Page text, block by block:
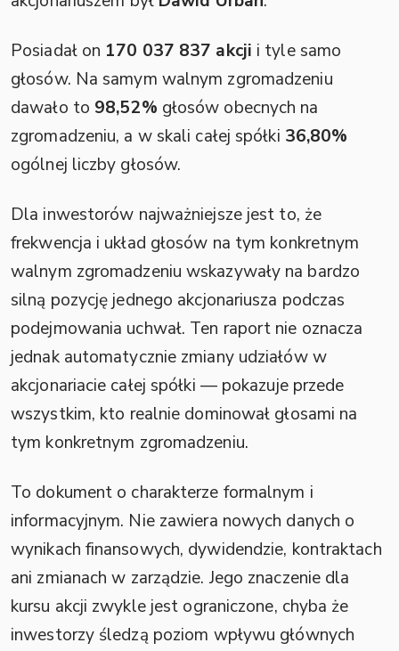
Posiadał on 170 037 837 akcji i tyle samo
głosów. Na samym walnym zgromadzeniu
dawało to 98,52% głosów obecnych na
zgromadzeniu, a w skali całej spółki 36,80%
ogólnej liczby głosów.
Dla inwestorów najważniejsze jest to, że
frekwencja i układ głosów na tym konkretnym
walnym zgromadzeniu wskazywały na bardzo
silną pozycję jednego akcjonariusza podczas
podejmowania uchwał. Ten raport nie oznacza
jednak automatycznie zmiany udziałów w
akcjonariacie całej spółki — pokazuje przede
wszystkim, kto realnie dominował głosami na
tym konkretnym zgromadzeniu.
To dokument o charakterze formalnym i
informacyjnym. Nie zawiera nowych danych o
wynikach finansowych, dywidendzie, kontraktach
ani zmianach w zarządzie. Jego znaczenie dla
kursu akcji zwykle jest ograniczone, chyba że
inwestorzy śledzą poziom wpływu głównych